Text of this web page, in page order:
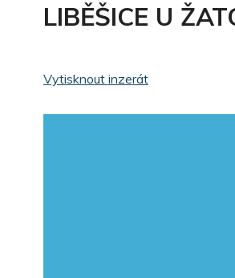
LIBĚŠICE U
Vytisknout inzerát